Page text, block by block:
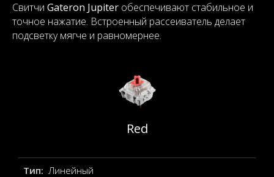
Свитчи Gateron Jupiter обеспечивают стабильное и
точное нажатие. Встроенный рассеиватель делает
подсветку мягче и равномернее.
Red
Тип: Линейный